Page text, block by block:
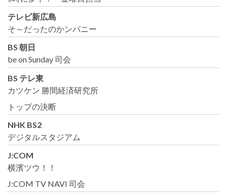
テレビ新広島
そ～だったのかンパニー
BS 朝日
be on Sunday 司会
BS テレ東
カツケン 勝間経済研究所
トップの決断
NHK BS2
デジタルスタジアム
J:COM
横濱ツウ！！
J:COM TV NAVI 司会